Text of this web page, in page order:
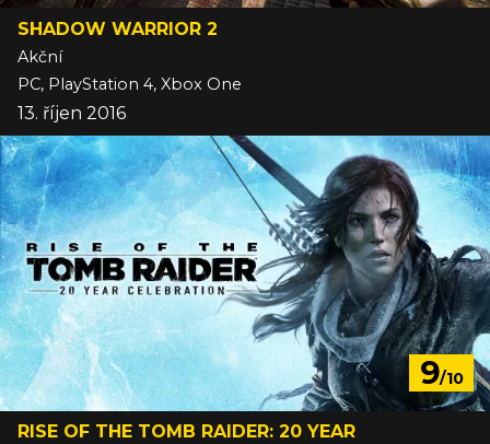
SHADOW WARRIOR 2
Akční
PC, PlayStation 4, Xbox One
13. říjen 2016
9/10
RISE OF THE TOMB RAIDER: 20 YEAR